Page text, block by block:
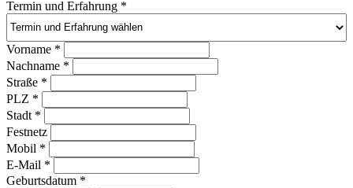
Termin und Erfahrung *
Vorname *
Nachname *
Straße *
PLZ *
Stadt *
Festnetz
Mobil *
E-Mail *
Geburtsdatum *